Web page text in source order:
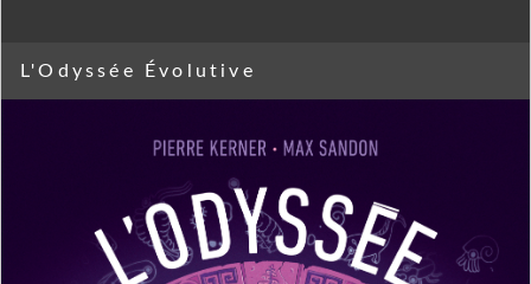
L'Odyssée Évolutive